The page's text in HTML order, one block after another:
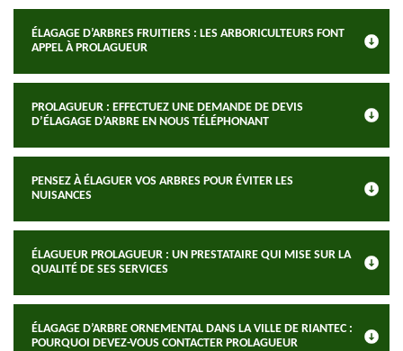
ÉLAGAGE D’ARBRES FRUITIERS : LES ARBORICULTEURS FONT
APPEL À PROLAGUEUR
PROLAGUEUR : EFFECTUEZ UNE DEMANDE DE DEVIS
D’ÉLAGAGE D’ARBRE EN NOUS TÉLÉPHONANT
PENSEZ À ÉLAGUER VOS ARBRES POUR ÉVITER LES
NUISANCES
ÉLAGUEUR PROLAGUEUR : UN PRESTATAIRE QUI MISE SUR LA
QUALITÉ DE SES SERVICES
ÉLAGAGE D’ARBRE ORNEMENTAL DANS LA VILLE DE RIANTEC :
POURQUOI DEVEZ-VOUS CONTACTER PROLAGUEUR